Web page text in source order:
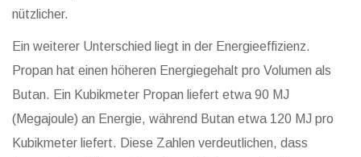
nützlicher.
Ein weiterer Unterschied liegt in der Energieeffizienz.
Propan hat einen höheren Energiegehalt pro Volumen als
Butan. Ein Kubikmeter Propan liefert etwa 90 MJ
(Megajoule) an Energie, während Butan etwa 120 MJ pro
Kubikmeter liefert. Diese Zahlen verdeutlichen, dass